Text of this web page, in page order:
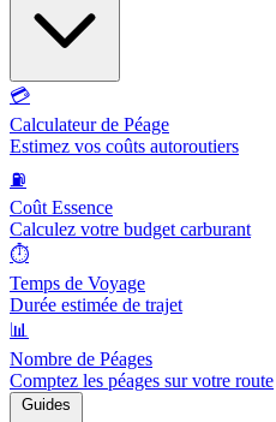
💳
Calculateur de Péage
Estimez vos coûts autoroutiers
⛽
Coût Essence
Calculez votre budget carburant
⏱️
Temps de Voyage
Durée estimée de trajet
📊
Nombre de Péages
Comptez les péages sur votre route
Guides